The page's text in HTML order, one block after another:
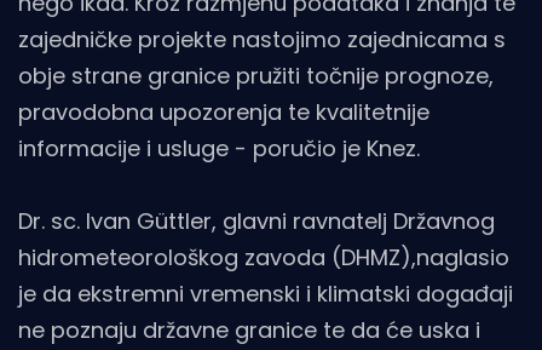
zajedničke projekte nastojimo zajednicama s
obje strane granice pružiti točnije prognoze,
pravodobna upozorenja te kvalitetnije
informacije i usluge - poručio je Knez.
Dr. sc. Ivan Güttler, glavni ravnatelj Državnog
hidrometeorološkog zavoda (DHMZ),naglasio
je da ekstremni vremenski i klimatski događaji
ne poznaju državne granice te da će uska i